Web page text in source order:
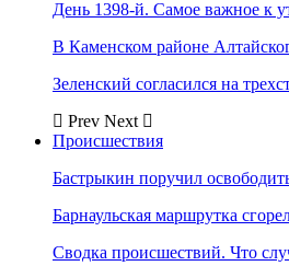
День 1398-й. Самое важное к
В Каменском районе
Зеленский согласился на
Prev Next
Происшествия
Бастрыкин поручил
Барнаульская маршрутка
Сводка происшествий. Что